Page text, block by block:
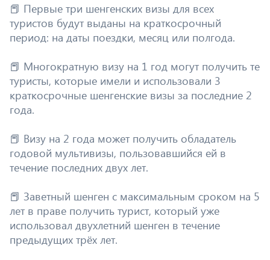
📕 Первые три шенгенских визы для всех
туристов будут выданы на краткосрочный
период: на даты поездки, месяц или полгода.
📕 Многократную визу на 1 год могут получить те
туристы, которые имели и использовали 3
краткосрочные шенгенские визы за последние 2
года.
📕 Визу на 2 года может получить обладатель
годовой мультивизы, пользовавшийся ей в
течение последних двух лет.
📕 Заветный шенген с максимальным сроком на 5
лет в праве получить турист, который уже
использовал двухлетний шенген в течение
предыдущих трёх лет.